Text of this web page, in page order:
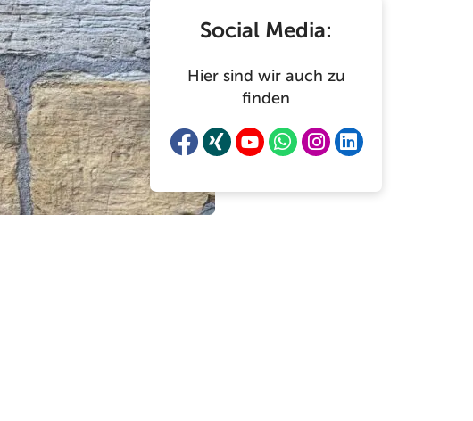
Social Media:
Hier sind wir auch zu
finden